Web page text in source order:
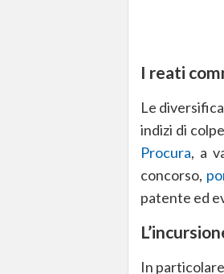
I reati
Le
indizi di
Procura, a
concorso,
patente ed
In